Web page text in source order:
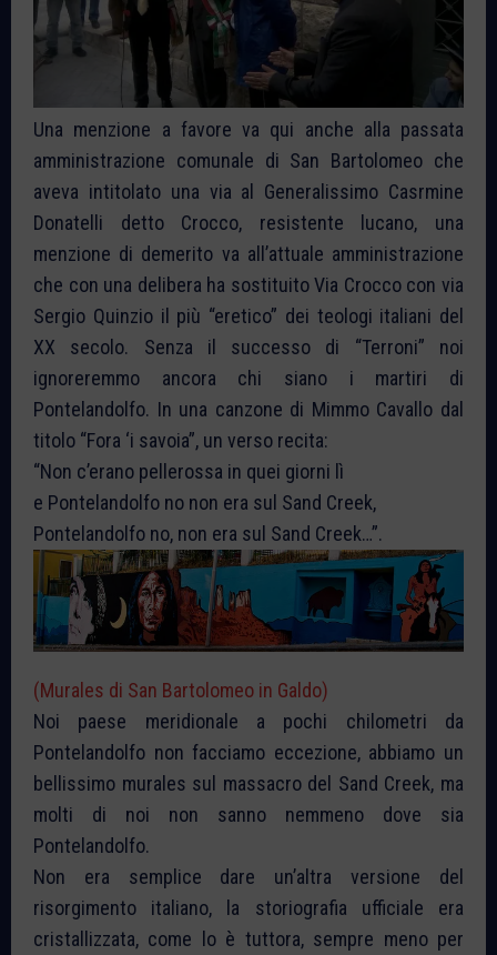
Una menzione a favore va qui anche alla passata
amministrazione comunale di San Bartolomeo che
aveva intitolato una via al Generalissimo Casrmine
Donatelli detto Crocco, resistente lucano, una
menzione di demerito va all’attuale amministrazione
che con una delibera ha sostituito Via Crocco con via
Sergio Quinzio il più “eretico” dei teologi italiani del
XX secolo. Senza il successo di “Terroni” noi
ignoreremmo ancora chi siano i martiri di
Pontelandolfo. In una canzone di Mimmo Cavallo dal
titolo “Fora ‘i savoia”, un verso recita:
“Non c’erano pellerossa in quei giorni lì
e Pontelandolfo no non era sul Sand Creek,
Pontelandolfo no, non era sul Sand Creek…”.
(Murales di San Bartolomeo in Galdo)
Noi paese meridionale a pochi chilometri da
Pontelandolfo non facciamo eccezione, abbiamo un
bellissimo murales sul massacro del Sand Creek, ma
molti di noi non sanno nemmeno dove sia
Pontelandolfo.
Non era semplice dare un’altra versione del
risorgimento italiano, la storiografia ufficiale era
cristallizzata, come lo è tuttora, sempre meno per